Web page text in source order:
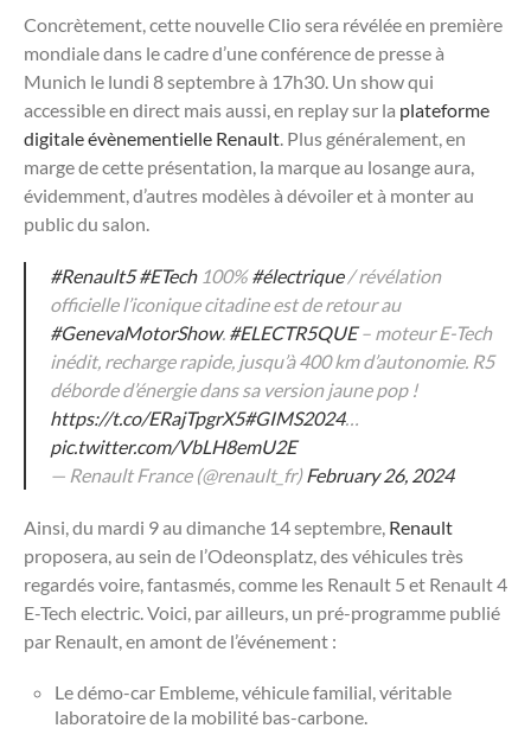
Concrètement, cette nouvelle Clio sera révélée en première
mondiale dans le cadre d’une conférence de presse à
Munich le lundi 8 septembre à 17h30. Un show qui
accessible en direct mais aussi, en replay sur la plateforme
digitale évènementielle Renault. Plus généralement, en
marge de cette présentation, la marque au losange aura,
évidemment, d’autres modèles à dévoiler et à monter au
public du salon.
#Renault5 #ETech100%#électrique/ révélation
officielle l’iconique citadine est de retour au
#GenevaMotorShow. #ELECTR5QUE– moteur E-Tech
inédit, recharge rapide, jusqu’à 400 km d’autonomie. R5
déborde d’énergie dans sa version jaune pop !
https://t.co/ERajTpgrX5#GIMS2024…
pic.twitter.com/VbLH8emU2E
— Renault France (@renault_fr)February 26, 2024
Ainsi, du mardi 9 au dimanche 14 septembre, Renault
proposera, au sein de l’Odeonsplatz, des véhicules très
regardés voire, fantasmés, comme les Renault 5 et Renault 4
E-Tech electric. Voici, par ailleurs, un pré-programme publié
par Renault, en amont de l’événement :
Le démo-car Embleme, véhicule familial, véritable
laboratoire de la mobilité bas-carbone.